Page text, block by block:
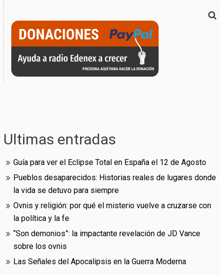
Ultimas entradas
Guía para ver el Eclipse Total en España el 12 de Agosto
Pueblos desaparecidos: Historias reales de lugares donde
la vida se detuvo para siempre
Ovnis y religión: por qué el misterio vuelve a cruzarse con
la política y la fe
“Son demonios”: la impactante revelación de JD Vance
sobre los ovnis
Las Señales del Apocalipsis en la Guerra Moderna